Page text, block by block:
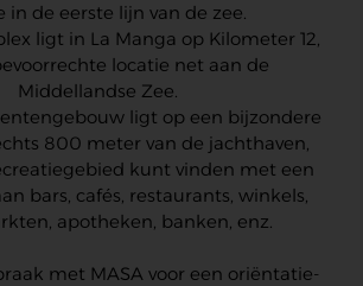
in de eerste lijn van de zee.
ligt in La Manga op Kilometer 12,
locatie net aan de
Middellandse Zee.
ligt op een bijzondere
800 meter van de jachthaven,
kunt vinden met een
bars, cafés, restaurants, winkels,
apotheken, banken, enz.
met MASA voor een oriëntatie-